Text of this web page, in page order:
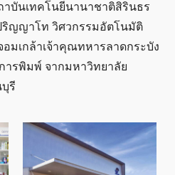
บันเทคโนยีนานาชาติสิรินธร
ริญญาโท วิศวกรรมอัตโนมัติ
มเกล้าเจ้าคุณทหารลาดกระบัง
รพิมพ์ จากมหาวิทยาลัย
รี